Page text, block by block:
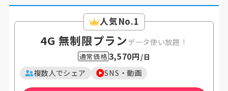
人気No.1
4G 無制限プランデータ使い放題！
通常価格3,570円 /日
複数人でシェア SNS・動画